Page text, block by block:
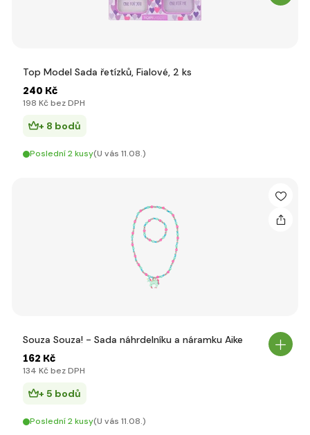
Top Model Sada řetízků, Fialové, 2 ks
240 Kč
198 Kč bez DPH
+ 8 bodů
Poslední 2 kusy(U vás 11.08.)
Souza Souza! - Sada náhrdelníku a náramku Aike
162 Kč
134 Kč bez DPH
+ 5 bodů
Poslední 2 kusy(U vás 11.08.)